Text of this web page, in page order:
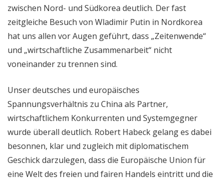
zwischen Nord- und Südkorea deutlich. Der fast
zeitgleiche Besuch von Wladimir Putin in Nordkorea
hat uns allen vor Augen geführt, dass „Zeitenwende“
und „wirtschaftliche Zusammenarbeit“ nicht
voneinander zu trennen sind.
Unser deutsches und europäisches
Spannungsverhältnis zu China als Partner,
wirtschaftlichem Konkurrenten und Systemgegner
wurde überall deutlich. Robert Habeck gelang es dabei
besonnen, klar und zugleich mit diplomatischem
Geschick darzulegen, dass die Europäische Union für
eine Welt des freien und fairen Handels eintritt und die